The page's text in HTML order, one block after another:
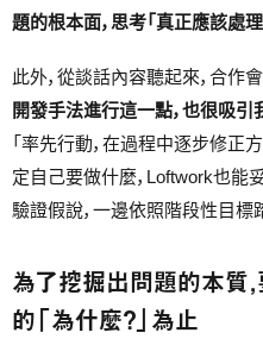
題的根本面，思考「真正應該處
此外，從談話內容聽起來，合作
開發手法進行這一點，也很吸引
「率先行動，在過程中逐步修正
定自己要做什麼，Loftwork也能
驗證假說，一邊依照階段性目標
為了挖掘出問題的本質
的「為什麼？」為止